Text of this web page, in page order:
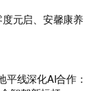
元启、安馨康养
平线深化AI合作：